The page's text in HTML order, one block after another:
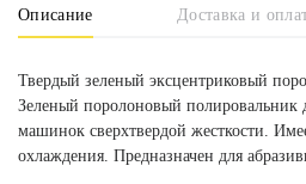
Описание Доставка и
Твердый зеленый эксцентриковый
Зеленый поролоновый полировальник
машинок сверхтвердой жесткости.
охлаждения. Предназначен для